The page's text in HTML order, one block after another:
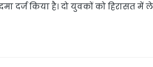
दर्ज किया है। दो युवकों को हिरासत में